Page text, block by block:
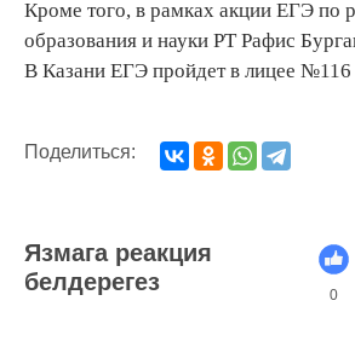
Кроме того, в рамках акции ЕГЭ по
образования и науки РТ Рафис
В Казани ЕГЭ пройдет в лицее
Поделиться:
Язмага реакция
белдерегез
0